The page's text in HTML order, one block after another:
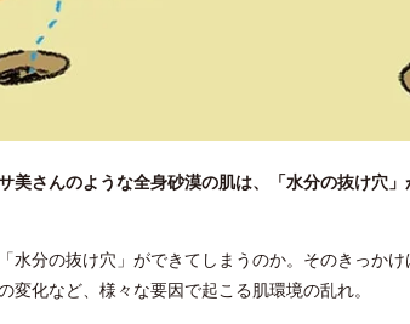
美さんのような全身砂漠の肌は、「水分の抜け穴
水分の抜け穴」ができてしまうのか。そのきっか
変化など、様々な要因で起こる肌環境の乱れ。